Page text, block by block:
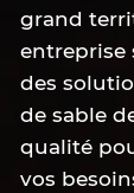
grand
entreprise
des
de sable
qualité
vos